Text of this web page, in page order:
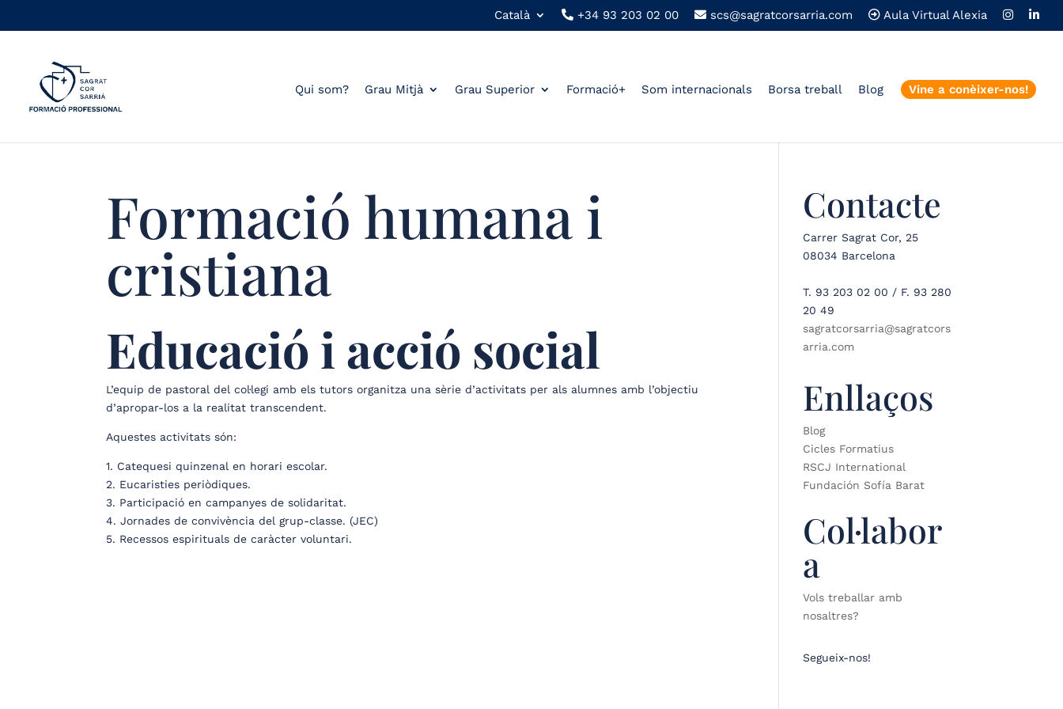
Català +34 93 203 02 00 scs@sagratcorsarria.com Aula Virtual Alexia
Qui som? Grau Mitjà Grau Superior Formació+ Som internacionals Borsa treball Blog Vine a conèixer-nos!
Formació humana i
cristiana
Educació i acció social
L’equip de pastoral del col·legi amb els tutors organitza una sèrie d’activitats per als alumnes amb l’objectiu
d’apropar-los a la realitat transcendent.
Aquestes activitats són:
1. Catequesi quinzenal en horari escolar.
2. Eucaristies periòdiques.
3. Participació en campanyes de solidaritat.
4. Jornades de convivència del grup-classe. (JEC)
5. Recessos espirituals de caràcter voluntari.
Contacte
Carrer Sagrat Cor, 25
08034 Barcelona
T. 93 203 02 00 / F. 93 280
20 49
sagratcorsarria@sagratcors
arria.com
Enllaços
Blog
Cicles Formatius
RSCJ International
Fundación Sofía Barat
Col·labor
a
Vols treballar amb
nosaltres?
Segueix-nos!